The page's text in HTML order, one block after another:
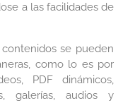
a las facilidades de
se pueden
como lo es por
PDF dinámicos,
galerías, audios y